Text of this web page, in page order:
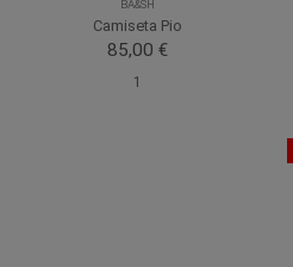
BA&SH
Camiseta Pio
85,00 €
1